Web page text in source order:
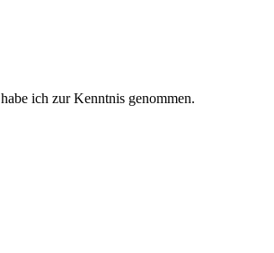
habe ich zur Kenntnis genommen.